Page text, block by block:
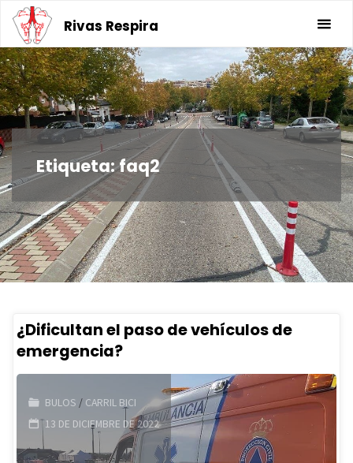
Saltar
contenido
Rivas Respira
Etiqueta:faq2
¿Dificultan el paso de vehículos de
emergencia?
BULOS / CARRIL BICI
13 DE DICIEMBRE DE 2022